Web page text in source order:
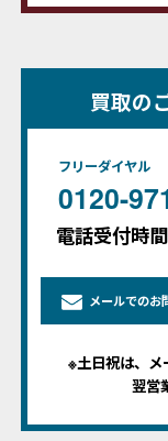
買取の
フリーダイヤル
0120-
電話受付時
メールでのお
※土日祝は、メ
翌営